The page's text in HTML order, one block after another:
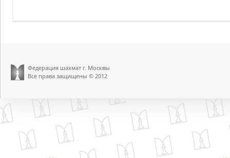
Федерация шахмат г. Москвы
Все права защищены © 2012